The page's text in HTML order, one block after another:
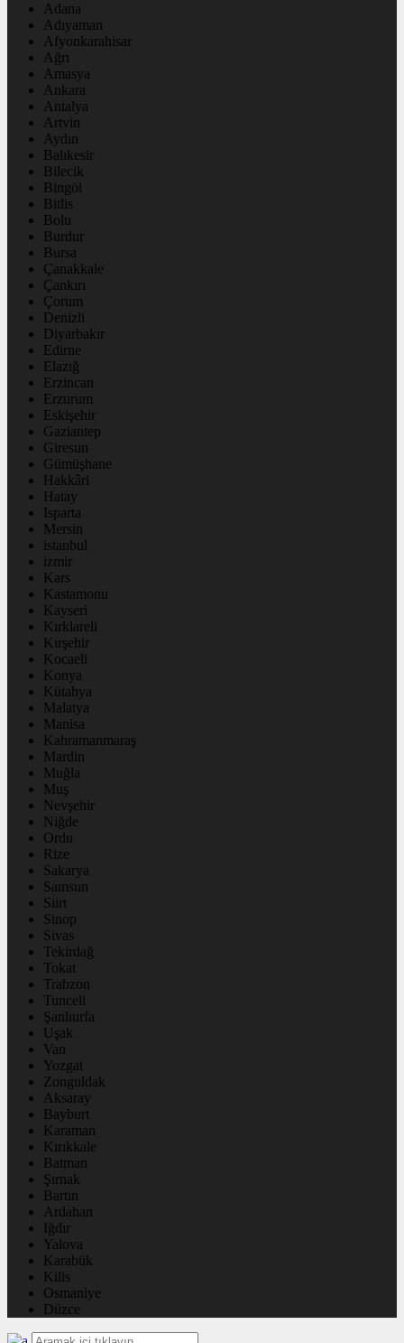
Adana
Adıyaman
Afyonkarahisar
Ağrı
Amasya
Ankara
Antalya
Artvin
Aydın
Balıkesir
Bilecik
Bingöl
Bitlis
Bolu
Burdur
Bursa
Çanakkale
Çankırı
Çorum
Denizli
Diyarbakır
Edirne
Elazığ
Erzincan
Erzurum
Eskişehir
Gaziantep
Giresun
Gümüşhane
Hakkâri
Hatay
Isparta
Mersin
istanbul
izmir
Kars
Kastamonu
Kayseri
Kırklareli
Kırşehir
Kocaeli
Konya
Kütahya
Malatya
Manisa
Kahramanmaraş
Mardin
Muğla
Muş
Nevşehir
Niğde
Ordu
Rize
Sakarya
Samsun
Siirt
Sinop
Sivas
Tekirdağ
Tokat
Trabzon
Tunceli
Şanlıurfa
Uşak
Van
Yozgat
Zonguldak
Aksaray
Bayburt
Karaman
Kırıkkale
Batman
Şırnak
Bartın
Ardahan
Iğdır
Yalova
Karabük
Kilis
Osmaniye
Düzce